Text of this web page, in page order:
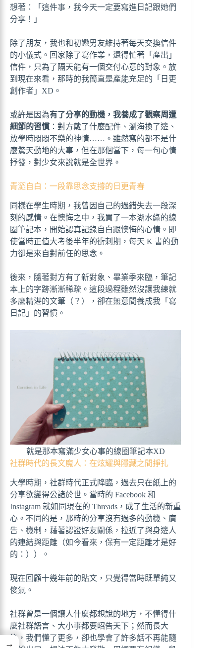
想著：「這件事，我今天一定要寫進日記跟她們
分享！」
除了朋友，我也和初戀男友維持著每天交換信件
的小儀式。回家除了寫作業，還得忙著「產出」
信件，只為了隔天能有一個交付心意的對象。放
到現在來看，那時的我簡直是產能充足的「日更
創作者」XD。
或許是因為有了分享的動機，我養成了觀察周遭
細節的習慣 ：對方戴了什麼配件、瀏海換了邊、
放學時悶悶不樂的神情……。雖然寫的都不是什
麼驚天動地的大事，但在那個當下，每一句心情
抒發，對少女來說就是全世界。
青澀自白：一段靠思念支撐的日更青春
同樣在學生時期，我曾因自己的過錯失去一段深
刻的感情。在懊悔之中，我買了一本湖水綠的線
圈筆記本，開始認真記錄自白跟懊悔的心情。即
使當時正值大考後半年的衝刺期，每天 K 書的動
力卻是來自對前任的思念。
後來，隨著對方有了新對象、畢業季來臨，筆記
本上的字跡漸漸稀疏。這段過程雖然沒讓我練就
多麼精湛的文筆（？），卻在無意間養成我「寫
日記」的習慣。
就是那本寫滿少女心事的線圈筆記本XD
社群時代的長文魔人：在炫耀與隱藏之間掙扎
大學時期，社群時代正式降臨，過去只在紙上的
分享欲變得公諸於世。當時的 Facebook 和
Instagram 就如同現在的 Threads，成了生活的新重
心。不同的是，那時的分享沒有過多的動機、廣
告、機制，藉著認證好友關係，拉近了與身邊人
的連結與距離（如今看來，保有一定距離才是好
的：））。
現在回顧十幾年前的貼文，只覺得當時既單純又
傻氣。
社群曾是一個讓人什麼都想說的地方，不懂得什
麼社群語言、大小事都要昭告天下；然而長大
後，我們懂了更多，卻也學會了許多話不再能隨
→